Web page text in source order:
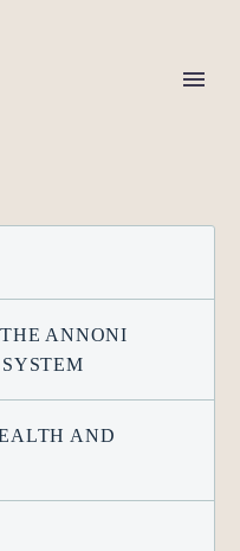
ANNONI
AND